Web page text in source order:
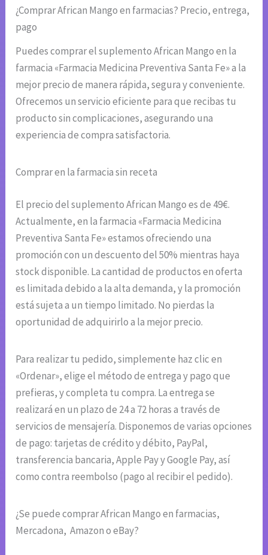
¿Comprar African Mango en farmacias? Precio, entrega,
pago
Puedes comprar el suplemento African Mango en la
farmacia «Farmacia Medicina Preventiva Santa Fe» a la
mejor precio de manera rápida, segura y conveniente.
Ofrecemos un servicio eficiente para que recibas tu
producto sin complicaciones, asegurando una
experiencia de compra satisfactoria.
Comprar en la farmacia sin receta
El precio del suplemento African Mango es de 49€.
Actualmente, en la farmacia «Farmacia Medicina
Preventiva Santa Fe» estamos ofreciendo una
promoción con un descuento del 50% mientras haya
stock disponible. La cantidad de productos en oferta
es limitada debido a la alta demanda, y la promoción
está sujeta a un tiempo limitado. No pierdas la
oportunidad de adquirirlo a la mejor precio.
Para realizar tu pedido, simplemente haz clic en
«Ordenar», elige el método de entrega y pago que
prefieras, y completa tu compra. La entrega se
realizará en un plazo de 24 a 72 horas a través de
servicios de mensajería. Disponemos de varias opciones
de pago: tarjetas de crédito y débito, PayPal,
transferencia bancaria, Apple Pay y Google Pay, así
como contra reembolso (pago al recibir el pedido).
¿Se puede comprar African Mango en farmacias,
Mercadona, Amazon o eBay?